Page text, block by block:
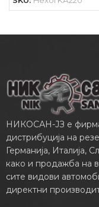
НИКОСАН-ЈЗ е фирма
дистрибуција на
Германија, Италија,
како и продажба на
сите видови
директни